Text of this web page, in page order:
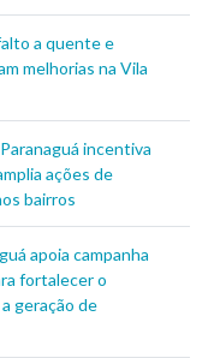
a quente e
melhorias na Vila
incentiva
ações de
bairros
apoia campanha
fortalecer o
geração de